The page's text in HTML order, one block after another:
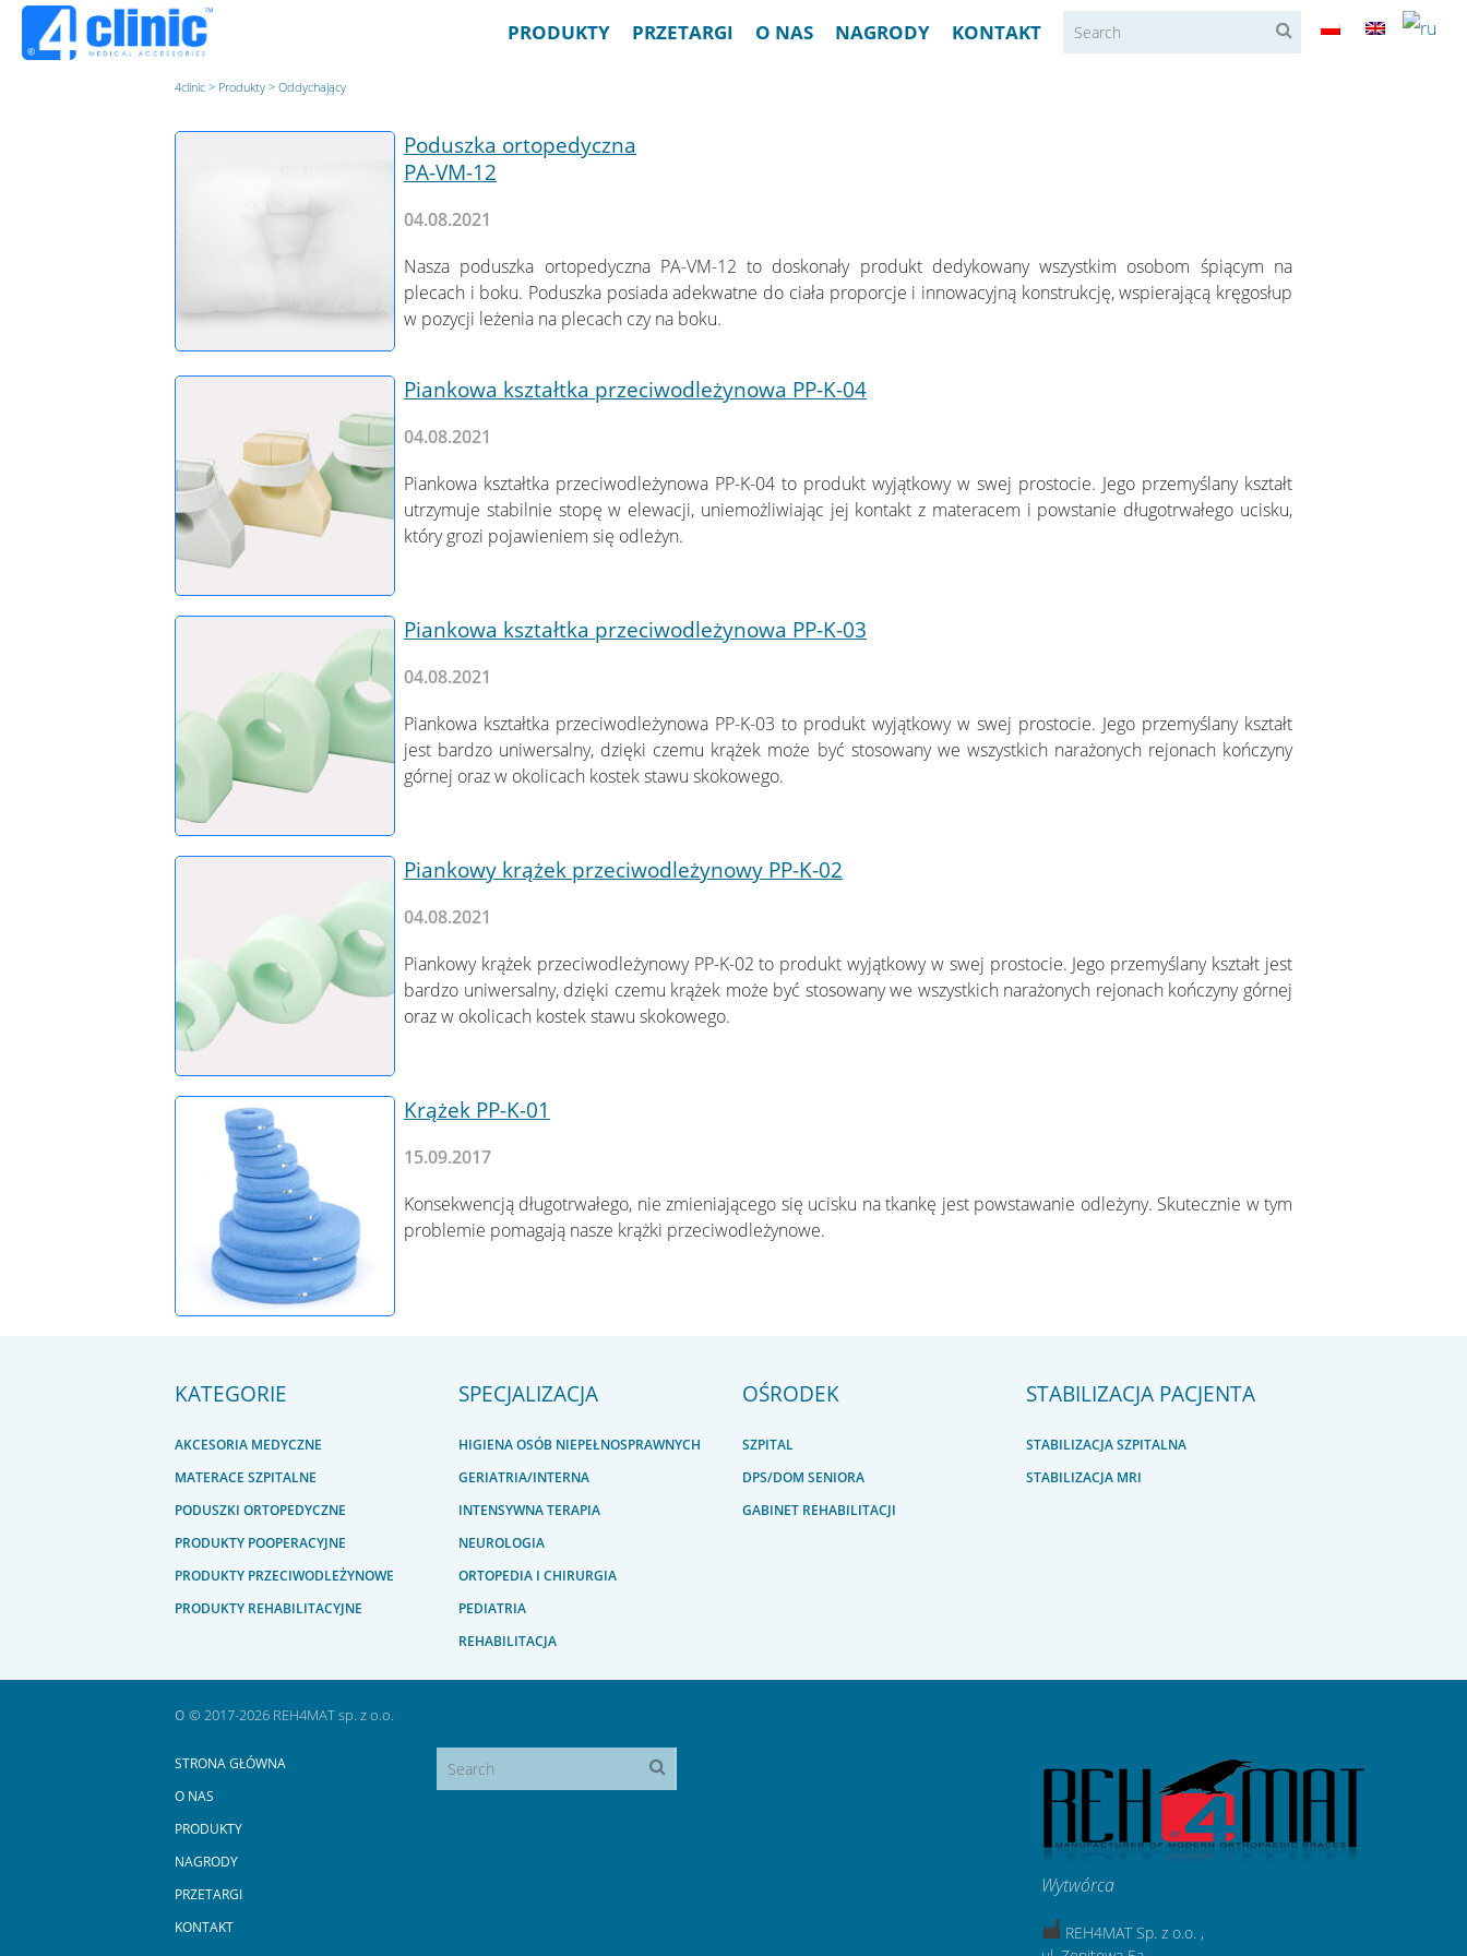
PRODUKTY PRZETARGI O NAS NAGRODY KONTAKT
4clinic > Produkty > Oddychający
Poduszka ortopedyczna
PA-VM-12
04.08.2021
Nasza poduszka ortopedyczna PA-VM-12 to doskonały produkt dedykowany wszystkim osobom śpiącym na
plecach i boku. Poduszka posiada adekwatne do ciała proporcje i innowacyjną konstrukcję, wspierającą kręgosłup
w pozycji leżenia na plecach czy na boku.
Piankowa kształtka przeciwodleżynowa PP-K-04
04.08.2021
Piankowa kształtka przeciwodleżynowa PP-K-04 to produkt wyjątkowy w swej prostocie. Jego przemyślany kształt
utrzymuje stabilnie stopę w elewacji, uniemożliwiając jej kontakt z materacem i powstanie długotrwałego ucisku,
który grozi pojawieniem się odleżyn.
Piankowa kształtka przeciwodleżynowa PP-K-03
04.08.2021
Piankowa kształtka przeciwodleżynowa PP-K-03 to produkt wyjątkowy w swej prostocie. Jego przemyślany kształt
jest bardzo uniwersalny, dzięki czemu krążek może być stosowany we wszystkich narażonych rejonach kończyny
górnej oraz w okolicach kostek stawu skokowego.
Piankowy krążek przeciwodleżynowy PP-K-02
04.08.2021
Piankowy krążek przeciwodleżynowy PP-K-02 to produkt wyjątkowy w swej prostocie. Jego przemyślany kształt jest
bardzo uniwersalny, dzięki czemu krążek może być stosowany we wszystkich narażonych rejonach kończyny górnej
oraz w okolicach kostek stawu skokowego.
Krążek PP-K-01
15.09.2017
Konsekwencją długotrwałego, nie zmieniającego się ucisku na tkankę jest powstawanie odleżyny. Skutecznie w tym
problemie pomagają nasze krążki przeciwodleżynowe.
KATEGORIE
AKCESORIA MEDYCZNE
MATERACE SZPITALNE
PODUSZKI ORTOPEDYCZNE
PRODUKTY POOPERACYJNE
PRODUKTY PRZECIWODLEŻYNOWE
PRODUKTY REHABILITACYJNE
SPECJALIZACJA
HIGIENA OSÓB NIEPEŁNOSPRAWNYCH
GERIATRIA/INTERNA
INTENSYWNA TERAPIA
NEUROLOGIA
ORTOPEDIA I CHIRURGIA
PEDIATRIA
REHABILITACJA
OŚRODEK
SZPITAL
DPS/DOM SENIORA
GABINET REHABILITACJI
STABILIZACJA PACJENTA
STABILIZACJA SZPITALNA
STABILIZACJA MRI
o © 2017-2026 REH4MAT sp. z o.o.
STRONA GŁÓWNA
O NAS
PRODUKTY
NAGRODY
PRZETARGI
KONTAKT
Wytwórca
REH4MAT Sp. z o.o. ,